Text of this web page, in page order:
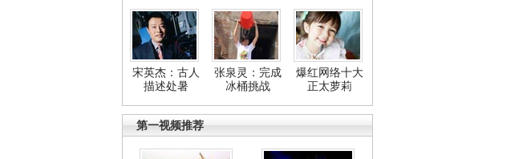
宋英杰：古人
描述处暑
张泉灵：完成
冰桶挑战
爆红网络十大
正太萝莉
第一视频推荐